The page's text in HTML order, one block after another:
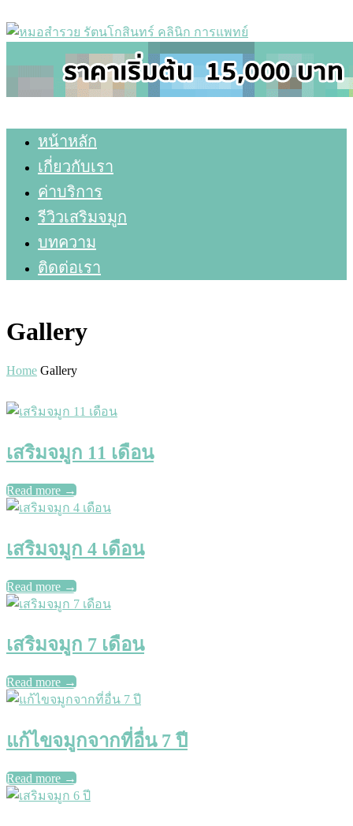
หน้าหลัก
เกี่ยวกับเรา
ค่าบริการ
รีวิวเสริมจมูก
บทความ
ติดต่อเรา
Gallery
Home Gallery
เสริมจมูก 11 เดือน
Read more →
เสริมจมูก 4 เดือน
Read more →
เสริมจมูก 7 เดือน
Read more →
แก้ไขจมูกจากที่อื่น 7 ปี
Read more →